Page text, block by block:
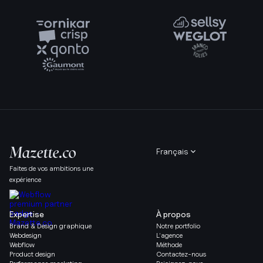
Faites de vos ambitions une
expérience
Français
À propos
Notre portfolio
L’agence
Méthode
Contactez-nous
Expertise
Brand & Design graphique
Webdesign
Webflow
Product design